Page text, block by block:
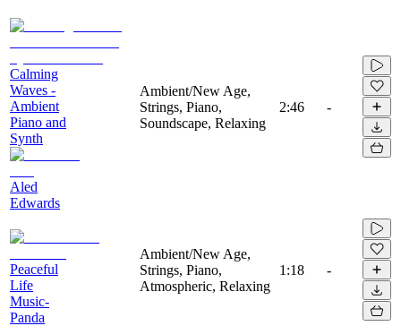
Calming
Waves -
Ambient
Piano and
Synth
Aled
Edwards
Ambient/New Age,
Strings, Piano,
Soundscape, Relaxing
2:46 -
Peaceful
Life
Music-
Panda
Ambient/New Age,
Strings, Piano,
Atmospheric, Relaxing
1:18 -